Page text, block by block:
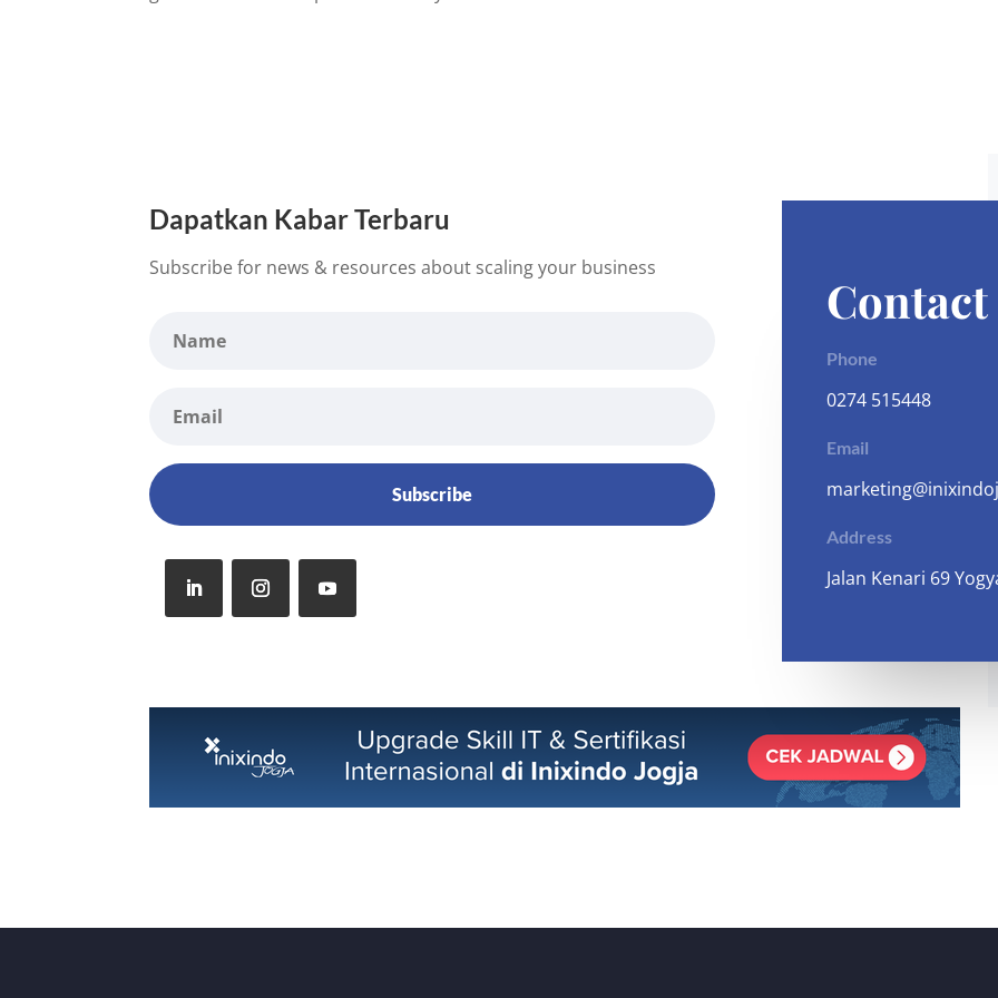
Dapatkan Kabar Terbaru
Subscribe for news & resources about scaling your business
Subscribe
Contact
Phone
0274 515448
Email
Address
Jalan Kenari 69